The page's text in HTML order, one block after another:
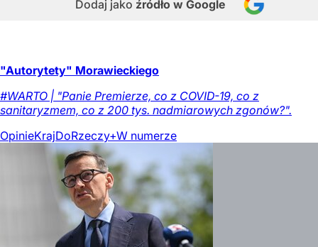
Dodaj jako źródło w Google
"Autorytety" Morawieckiego
#WARTO | "Panie Premierze, co z COVID-19, co z
sanitaryzmem, co z 200 tys. nadmiarowych zgonów?".
OpinieKrajDoRzeczy+W numerze